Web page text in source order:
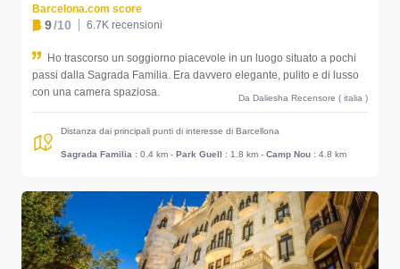
Barcelona.com score
9/10 6.7K recensioni
Ho trascorso un soggiorno piacevole in un luogo situato a pochi
passi dalla Sagrada Familia. Era davvero elegante, pulito e di lusso
con una camera spaziosa.
Da Daliesha Recensore ( italia )
Distanza dai principali punti di interesse di Barcellona
Sagrada Familia : 0.4 km - Park Guell : 1.8 km - Camp Nou : 4.8 km